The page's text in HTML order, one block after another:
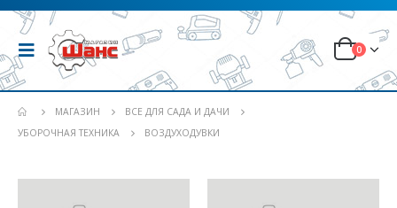
0
МАГАЗИН
ВСЕ ДЛЯ САДА И ДАЧИ
УБОРОЧНАЯ ТЕХНИКА
ВОЗДУХОДУВКИ